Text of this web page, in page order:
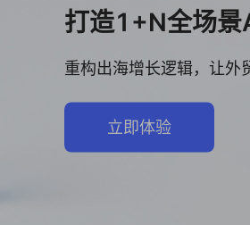
打造1+N全场
重构出海增长逻辑，让外
立即体验